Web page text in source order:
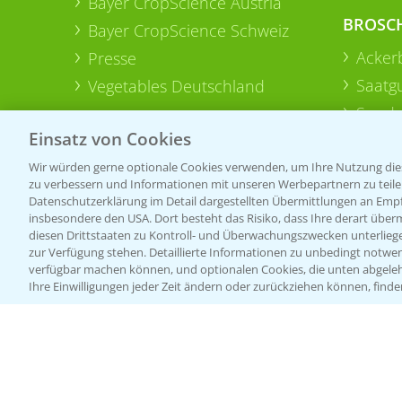
Bayer CropScience Schweiz
Presse
Vegetables Deutschland
Einsatz von Cookies
Wir würden gerne optionale Cookies verwenden, um Ihre Nutzung
zu verbessern und Informationen mit unseren Werbepartnern zu
Datenschutzerklärung im Detail dargestellten Übermittlungen an
insbesondere den USA. Dort besteht das Risiko, dass Ihre derart
diesen Drittstaaten zu Kontroll- und Überwachungszwecken
zur Verfügung stehen. Detaillierte Informationen zu unbedingt
verfügbar machen können, und optionalen Cookies, die unten
Ihre Einwilligungen jeder Zeit ändern oder zurückziehen können,